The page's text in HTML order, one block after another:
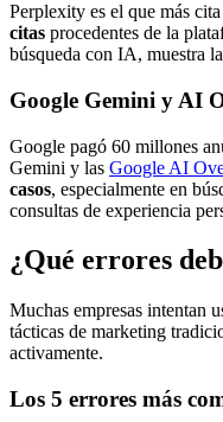
Perplexity es el que más
citas procedentes de la
búsqueda con IA, muestra
Google Gemini y AI
Google pagó 60 millones
Gemini y las Google AI
casos, especialmente en
consultas de experiencia
¿Qué errores
Muchas empresas intentan
tácticas de marketing
activamente.
Los 5 errores más